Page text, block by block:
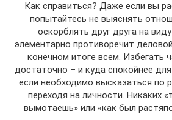
Как справиться? Даже если вы
попытайтесь не выяснять
оскорблять друг друга на
элементарно противоречит
конечном итоге всем. Избегать
достаточно – и куда спокойнее
если необходимо высказаться по
переходя на личности. Никаких
вымотаешь» или «как был